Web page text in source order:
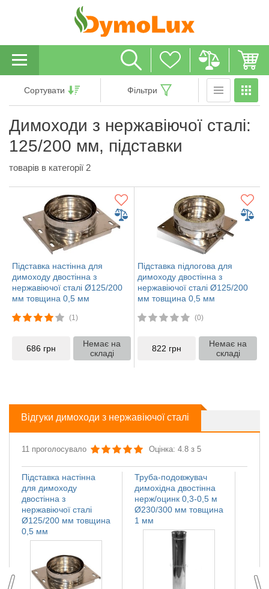
Димоходи з нержавіючої сталі:
125/200 мм, підставки
товарів в категорії 2
Сортувати Фільтри
Підставка настінна для
димоходу двостінна з
нержавіючої сталі Ø125/200
мм товщина 0,5 мм
(1)
686 грн
Немає на
складі
Підставка підлогова для
димоходу двостінна з
нержавіючої сталі Ø125/200
мм товщина 0,5 мм
(0)
822 грн
Немає на
складі
Відгуки димоходи з нержавіючої сталі
11 проголосувало Оцінка: 4.8 з 5
Труба-подовжувач
димохідна двостінна
нерж/оцинк 0,3-0,5 м
Ø230/300 мм товщина
1 мм
Підставка настінна
для димоходу
двостінна з
нержавіючої сталі
Ø125/200 мм товщина
0,5 мм